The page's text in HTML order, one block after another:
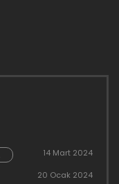
14 Mart 2024
20 Ocak 2024